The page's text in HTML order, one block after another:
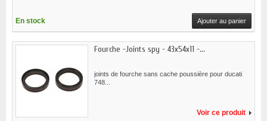
En stock Ajouter au panier
Fourche -Joints spy - 43x54x11 -...
joints de fourche sans cache poussière pour ducati
748...
Voir ce produit